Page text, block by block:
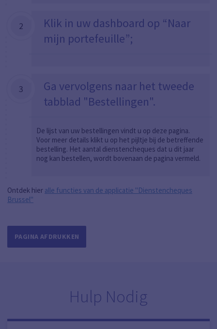
2 Klik in uw dashboard op “Naar
mijn portefeuille”;
3
Ga vervolgens naar het tweede
tabblad "Bestellingen".
De lijst van uw bestellingen vindt u op deze pagina.
Voor meer details klikt u op het pijltje bij de betreffende
bestelling. Het aantal dienstencheques dat u dit jaar
nog kan bestellen, wordt bovenaan de pagina vermeld.
Ontdek hier alle functies van de applicatie "Dienstencheques
Brussel"
PAGINA AFDRUKKEN
Hulp Nodig